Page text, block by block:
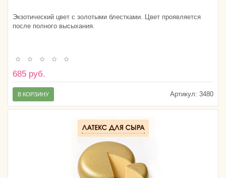
Экзотический цвет с золотыми блестками. Цвет проявляется
после полного высыхания.
685 руб.
Артикул: 3480
В КОРЗИНУ